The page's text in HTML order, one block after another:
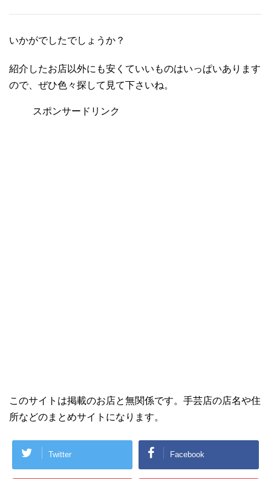
いかがでしたでしょうか？
紹介したお店以外にも安くていいものはいっぱいあります
ので、ぜひ色々探して見て下さいね。
スポンサードリンク
このサイトは掲載のお店と無関係です。手芸店の店名や住
所などのまとめサイトになります。
Twitter Facebook